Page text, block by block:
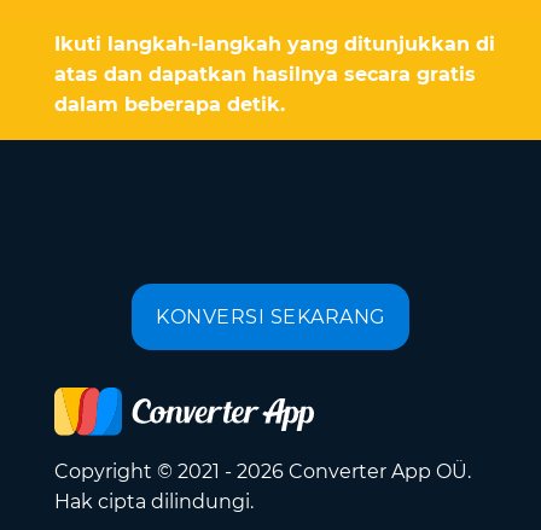
Ikuti langkah-langkah yang ditunjukkan di
atas dan dapatkan hasilnya secara gratis
dalam beberapa detik.
KONVERSI SEKARANG
Copyright © 2021 - 2026 Converter App OÜ.
Hak cipta dilindungi.